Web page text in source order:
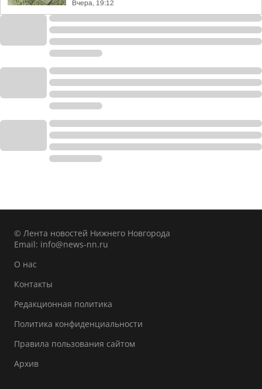
Вчера, 19:12
© Лента новостей Нижнего Новгорода
Email: info@news-nn.ru
О нас
Контакты
Редакционная политика
Политика конфиденциальности
Правила пользования сайтом
Архив